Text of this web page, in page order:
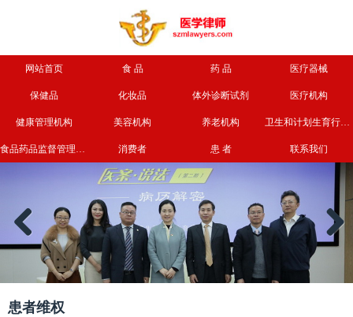
网站首页 食 品 药 品 医疗器械
保健品 化妆品 体外诊断试剂 医疗机构
健康管理机构 美容机构 养老机构 卫生和计划生育行政部门
食品药品监督管理部门 消费者 患 者 联系我们
Previous Next
患者维权